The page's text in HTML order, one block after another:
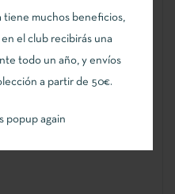
tiene muchos beneficios,
el club recibirás una
todo un año, y envíos
a partir de 50€.
popup again